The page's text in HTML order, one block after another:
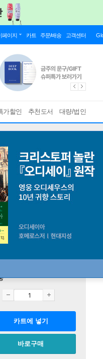
페이지 카트 주문/배송 고객센터
가할인 추천도서 대량/법인
카트에 넣기
바로구매